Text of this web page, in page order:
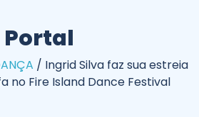
Portal
/ Ingrid Silva faz sua estreia
no Fire Island Dance Festival